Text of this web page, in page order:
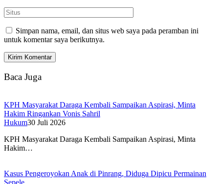
Simpan nama, email, dan situs web saya pada peramban ini
untuk komentar saya berikutnya.
Baca Juga
KPH Masyarakat Daraga Kembali Sampaikan Aspirasi, Minta
Hakim Ringankan Vonis Sahril
Hukum30 Juli 2026
KPH Masyarakat Daraga Kembali Sampaikan Aspirasi, Minta
Hakim…
Kasus Pengeroyokan Anak di Pinrang, Diduga Dipicu Permainan
Sepele